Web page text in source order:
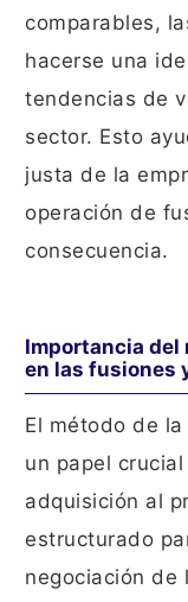
comparables,
hacerse una
tendencias de
sector. Esto
justa de la
operación de
consecuencia.
Importancia del
en las fusiones
El método de
un papel
adquisición al
estructurado
negociación de